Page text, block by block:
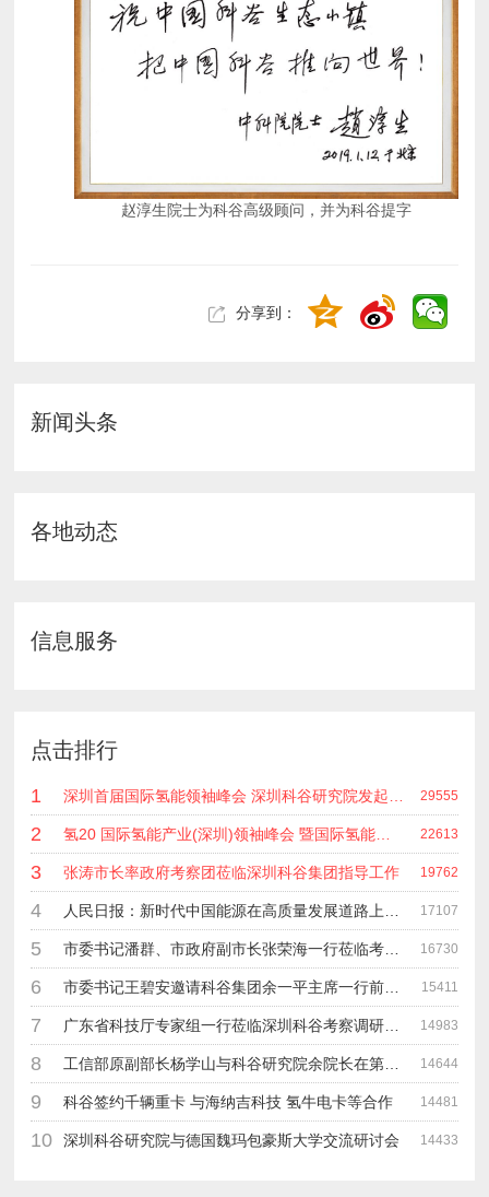
赵淳生院士为科谷高级顾问，并为科谷提字
分享到：
新闻头条
各地动态
信息服务
点击排行
1 深圳首届国际氢能领袖峰会 深圳科谷研究院发起主办 在深能源集团成功召开 会上相关单位 研发机构 龙头企业等签约合作 29555
2 氢20 国际氢能产业(深圳)领袖峰会 暨国际氢能产业链展览会 22613
3 张涛市长率政府考察团莅临深圳科谷集团指导工作 19762
4 人民日报：新时代中国能源在高质量发展道路上奋勇前进 17107
5 市委书记潘群、市政府副市长张荣海一行莅临考察指导工作 16730
6 市委书记王碧安邀请科谷集团余一平主席一行前往工业转移园考察合作 15411
7 广东省科技厅专家组一行莅临深圳科谷考察调研“未来能源中心”项目 14983
8 工信部原副部长杨学山与科谷研究院余院长在第九届中电博览会交流 14644
9 科谷签约千辆重卡 与海纳吉科技 氢牛电卡等合作 14481
10 深圳科谷研究院与德国魏玛包豪斯大学交流研讨会 14433